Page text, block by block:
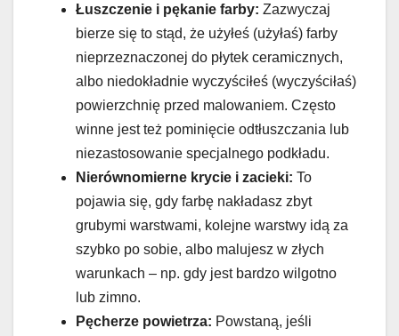
Łuszczenie i pękanie farby: Zazwyczaj
bierze się to stąd, że użyłeś (użyłaś) farby
nieprzeznaczonej do płytek ceramicznych,
albo niedokładnie wyczyściłeś (wyczyściłaś)
powierzchnię przed malowaniem. Często
winne jest też pominięcie odtłuszczania lub
niezastosowanie specjalnego podkładu.
Nierównomierne krycie i zacieki: To
pojawia się, gdy farbę nakładasz zbyt
grubymi warstwami, kolejne warstwy idą za
szybko po sobie, albo malujesz w złych
warunkach – np. gdy jest bardzo wilgotno
lub zimno.
Pęcherze powietrza: Powstaną, jeśli